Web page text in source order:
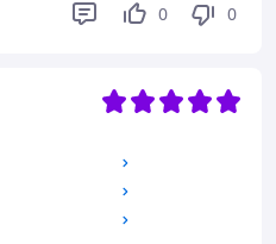
0 0